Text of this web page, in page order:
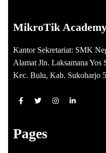
MikroTik
Kantor Sekretariat: SMK
Alamat Jln. Laksamana
Kec. Bulu, Kab. Sukoharjo
Pages